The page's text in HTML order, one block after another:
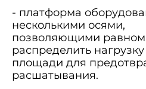
- платформа
несколькими осями,
позволяющими
распределить
площади для
расшатывания.